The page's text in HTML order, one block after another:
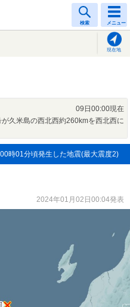
検索 メニュー
現在地
09日00:00現在
久米島の西北西約260kmを西北西に
00時01分頃発生した地震(最大震度2)
2024年01月02日00:04発表